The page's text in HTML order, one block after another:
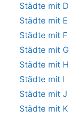
Städte mit D
Städte mit E
Städte mit F
Städte mit G
Städte mit H
Städte mit I
Städte mit J
Städte mit K